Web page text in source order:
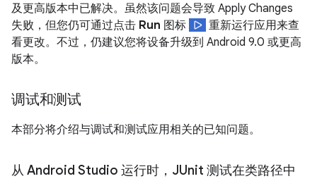
及更高版本中已解决。虽然该问题会导致 Apply Changes
失败，但您仍可通过点击 Run 图标
重新运行应用来查
看更改。不过，仍建议您将设备升级到 Android 9.0 或更高
版本。
调试和测试
本部分将介绍与调试和测试应用相关的已知问题。
从 Android Studio 运行时，JUnit 测试在类路径中